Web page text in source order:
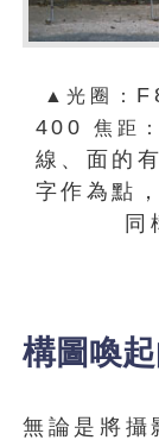
▲光圈：
400焦距：
線、面的
字作為點
同
構圖喚
無論是將攝